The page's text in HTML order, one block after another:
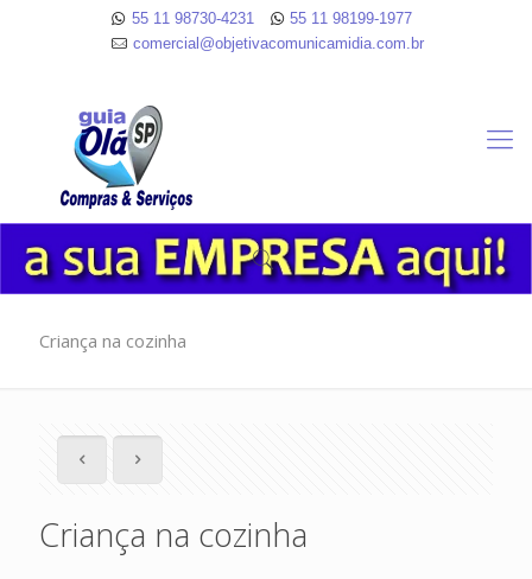
55 11 98730-4231
55 11 98199-1977
comercial@objetivacomunicamidia.com.br
Criança na cozinha
Criança na cozinha